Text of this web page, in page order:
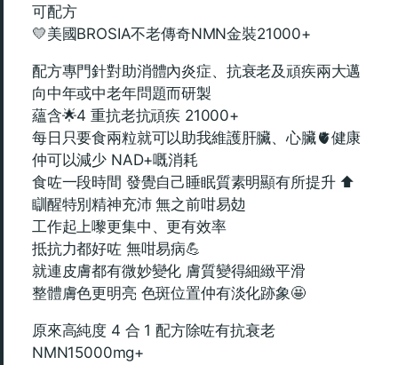
可配方
💛美國BROSIA不老傳奇NMN金裝21000+
配方專門針對助消體內炎症、抗衰老及頑疾兩大邁
向中年或中老年問題而研製
蘊含🌟4 重抗老抗頑疾 21000+
每日只要食兩粒就可以助我維護肝臟、心臟🫀健康
仲可以減少 NAD+嘅消耗
食咗一段時間 發覺自己睡眠質素明顯有所提升 ⬆️
瞓醒特別精神充沛 無之前咁易攰
工作起上嚟更集中、更有效率
抵抗力都好咗 無咁易病💪
就連皮膚都有微妙變化 膚質變得細緻平滑
整體膚色更明亮 色斑位置仲有淡化跡象🤩
原來高純度 4 合 1 配方除咗有抗衰老
NMN15000mg+